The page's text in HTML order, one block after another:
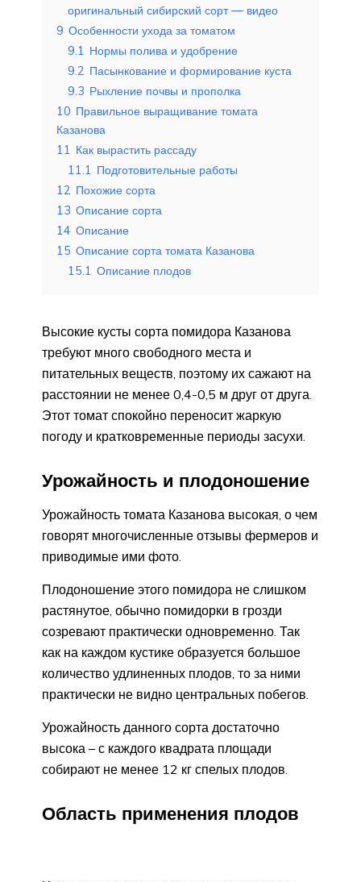
оригинальный сибирский сорт — видео
9 Особенности ухода за томатом
9.1 Нормы полива и удобрение
9.2 Пасынкование и формирование куста
9.3 Рыхление почвы и прополка
10 Правильное выращивание томата
Казанова
11 Как вырастить рассаду
11.1 Подготовительные работы
12 Похожие сорта
13 Описание сорта
14 Описание
15 Описание сорта томата Казанова
15.1 Описание плодов
Высокие кусты сорта помидора Казанова
требуют много свободного места и
питательных веществ, поэтому их сажают на
расстоянии не менее 0,4-0,5 м друг от друга.
Этот томат спокойно переносит жаркую
погоду и кратковременные периоды засухи.
Урожайность и плодоношение
Урожайность томата Казанова высокая, о чем
говорят многочисленные отзывы фермеров и
приводимые ими фото.
Плодоношение этого помидора не слишком
растянутое, обычно помидорки в грозди
созревают практически одновременно. Так
как на каждом кустике образуется большое
количество удлиненных плодов, то за ними
практически не видно центральных побегов.
Урожайность данного сорта достаточно
высока – с каждого квадрата площади
собирают не менее 12 кг спелых плодов.
Область применения плодов